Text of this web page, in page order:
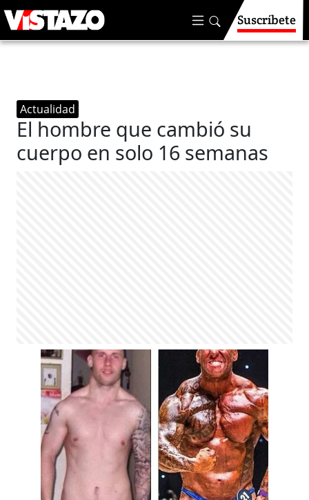
Suscríbete
Actualidad
El hombre que cambió su
cuerpo en solo 16 semanas